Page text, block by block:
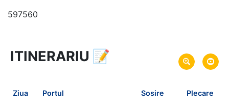
597560
8 zile vacanta de croaziera in
link oferta
Plecare pe 03 Iul 2026
din Los Angeles, California,
ITINERARIU 📝
Ziua Portul Sosire Plecare